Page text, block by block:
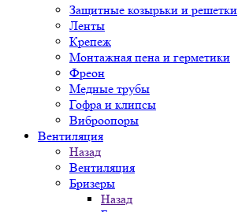
Защитные козырьки и решетки
Ленты
Крепеж
Монтажная пена и герметики
Фреон
Медные трубы
Гофра и клипсы
Виброопоры
Вентиляция
Назад
Вентиляция
Бризеры
Назад